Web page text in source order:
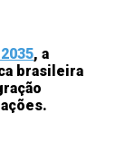
, a
brasileira